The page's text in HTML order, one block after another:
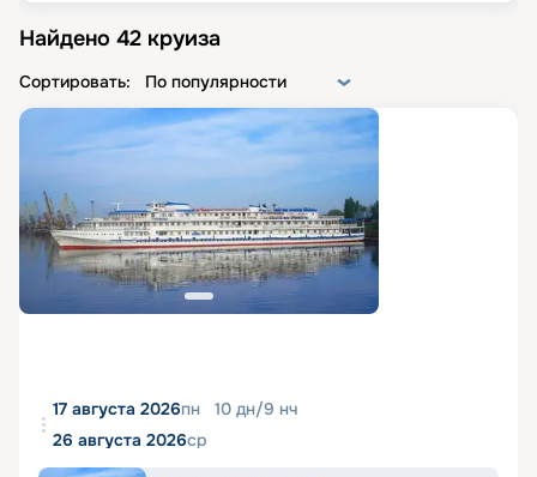
Найдено 42 круиза
Сортировать: По популярности
17 августа 2026пн 10 дн/9 нч
26 августа 2026ср